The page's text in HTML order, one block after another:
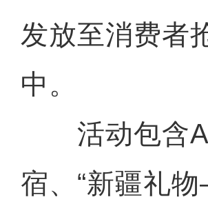
发放至消费者
中。
活动包含A
宿、“新疆礼